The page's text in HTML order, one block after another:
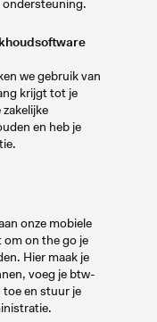
we gebruik van
krijgt tot je
en heb je
onze mobiele
om on the go je
Hier maak je
voeg je btw-
en stuur je